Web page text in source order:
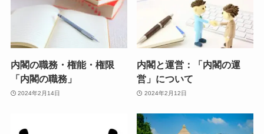
内閣の職務・権能・権限
「内閣の職務」
2024年2月14日
内閣と運営：「内閣の運
営」について
2024年2月12日